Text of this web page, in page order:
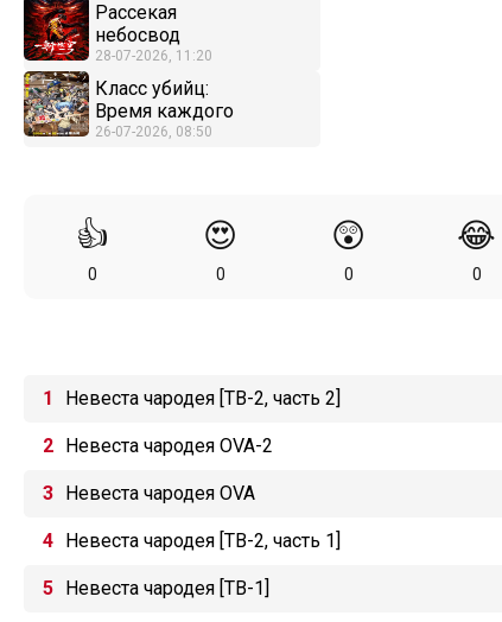
Рассекая
небосвод
28-07-2026, 11:20
Класс убийц:
Время каждого
26-07-2026, 08:50
👍
0
😍
0
😲
0
😂
0
Невеста чародея [ТВ-2, часть 2]
Невеста чародея OVA-2
Невеста чародея OVA
Невеста чародея [ТВ-2, часть 1]
Невеста чародея [ТВ-1]